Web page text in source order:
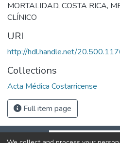
MORTALIDAD, COSTA RICA,
CLÍNICO
URI
http://hdl.handle.net/
Collections
Acta Médica Costarricense
Full item page